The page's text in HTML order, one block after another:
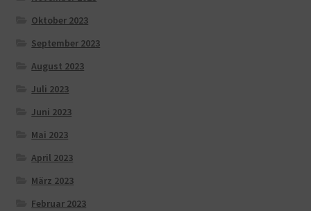
Oktober 2023
September 2023
August 2023
Juli 2023
Juni 2023
Mai 2023
April 2023
März 2023
Februar 2023